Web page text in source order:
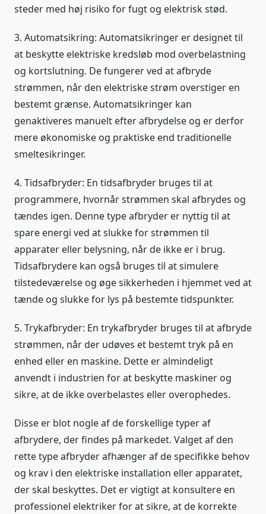
steder med høj risiko for fugt og elektrisk stød.
3. Automatsikring: Automatsikringer er designet til
at beskytte elektriske kredsløb mod overbelastning
og kortslutning. De fungerer ved at afbryde
strømmen, når den elektriske strøm overstiger en
bestemt grænse. Automatsikringer kan
genaktiveres manuelt efter afbrydelse og er derfor
mere økonomiske og praktiske end traditionelle
smeltesikringer.
4. Tidsafbryder: En tidsafbryder bruges til at
programmere, hvornår strømmen skal afbrydes og
tændes igen. Denne type afbryder er nyttig til at
spare energi ved at slukke for strømmen til
apparater eller belysning, når de ikke er i brug.
Tidsafbrydere kan også bruges til at simulere
tilstedeværelse og øge sikkerheden i hjemmet ved at
tænde og slukke for lys på bestemte tidspunkter.
5. Trykafbryder: En trykafbryder bruges til at afbryde
strømmen, når der udøves et bestemt tryk på en
enhed eller en maskine. Dette er almindeligt
anvendt i industrien for at beskytte maskiner og
sikre, at de ikke overbelastes eller overophedes.
Disse er blot nogle af de forskellige typer af
afbrydere, der findes på markedet. Valget af den
rette type afbryder afhænger af de specifikke behov
og krav i den elektriske installation eller apparatet,
der skal beskyttes. Det er vigtigt at konsultere en
professionel elektriker for at sikre, at de korrekte